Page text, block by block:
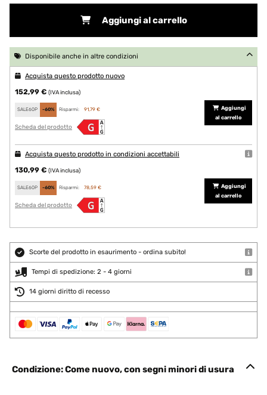
Aggiungi al carrello
Disponibile anche in altre condizioni
Acquista questo prodotto nuovo
152,99 € (IVA inclusa)
SALE60P -60% Risparmi: 91,79 €
Scheda del prodotto
Aggiungi
al carrello
Acquista questo prodotto in condizioni accettabili
130,99 € (IVA inclusa)
SALE60P -60% Risparmi: 78,59 €
Scheda del prodotto
Aggiungi
al carrello
Scorte del prodotto in esaurimento - ordina subito!
Tempi di spedizione: 2 - 4 giorni
14 giorni diritto di recesso
Condizione: Come nuovo, con segni minori di usura